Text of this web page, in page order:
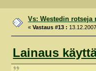
Vs: Westedin rotseja
«Vastaus #13 :
Lainaus